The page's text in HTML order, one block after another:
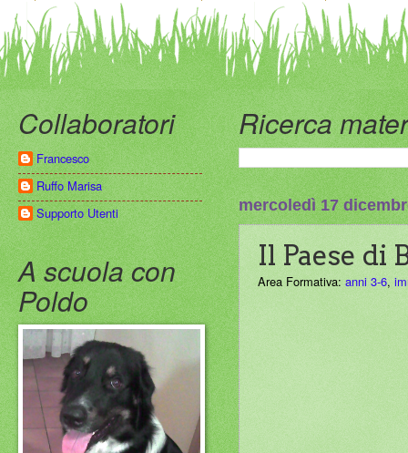
Ricerca
mercoledì 17
Il Paese di
Area Formativa: anni 3-6,
Collaboratori
Francesco
Ruffo Marisa
Supporto Utenti
A scuola con
Poldo